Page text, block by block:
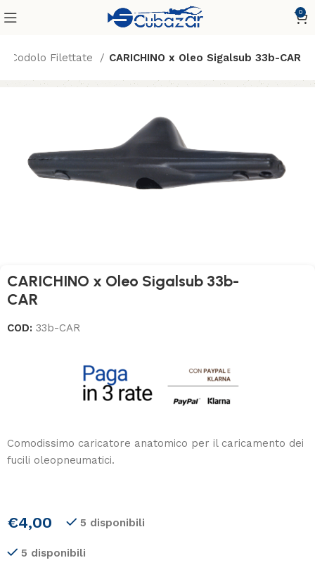
0
Codolo Filettate CARICHINO x Oleo Sigalsub 33b-CAR
CARICHINO x Oleo Sigalsub 33b-
CAR
COD:33b-CAR
Comodissimo caricatore anatomico per il caricamento dei
fucili oleopneumatici.
€4,00 5 disponibili
5 disponibili